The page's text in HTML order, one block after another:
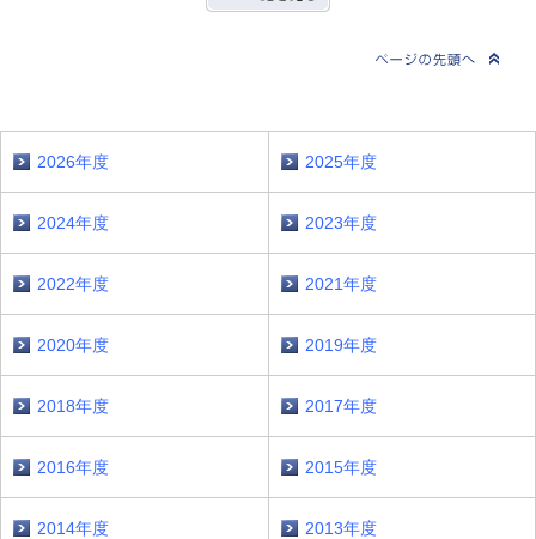
2026年度 2025年度
2024年度 2023年度
2022年度 2021年度
2020年度 2019年度
2018年度 2017年度
2016年度 2015年度
2014年度 2013年度